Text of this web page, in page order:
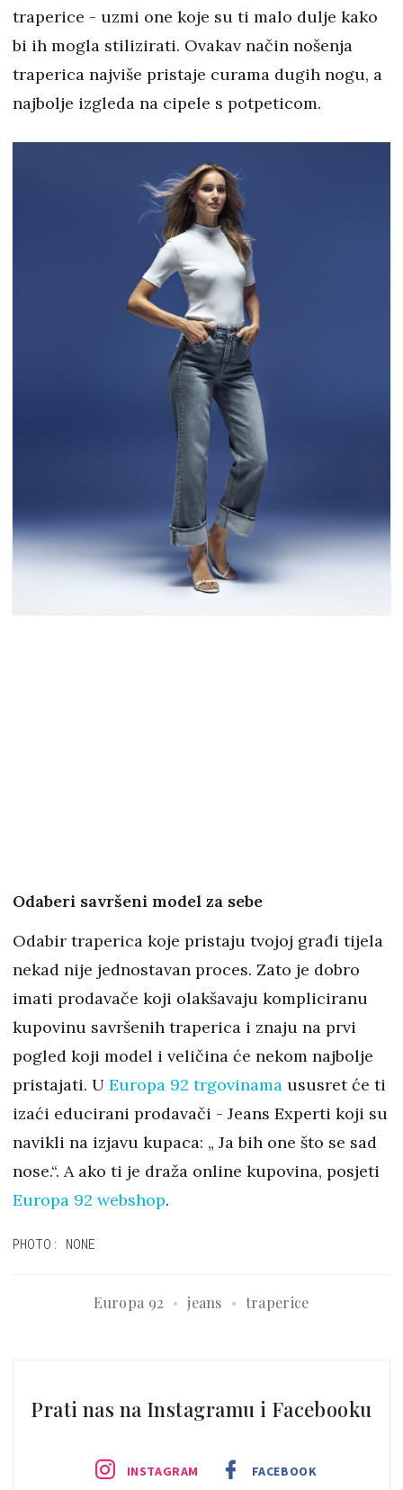
traperice - uzmi one koje su ti malo dulje kako
bi ih mogla stilizirati. Ovakav način nošenja
traperica najviše pristaje curama dugih nogu, a
najbolje izgleda na cipele s potpeticom.
Odaberi savršeni model za sebe
Odabir traperica koje pristaju tvojoj građi tijela
nekad nije jednostavan proces. Zato je dobro
imati prodavače koji olakšavaju kompliciranu
kupovinu savršenih traperica i znaju na prvi
pogled koji model i veličina će nekom najbolje
pristajati. U Europa 92 trgovinama ususret će ti
izaći educirani prodavači - Jeans Experti koji su
navikli na izjavu kupaca: „ Ja bih one što se sad
nose.“. A ako ti je draža online kupovina, posjeti
Europa 92 webshop.
PHOTO: NONE
Europa 92 jeans traperice
Prati nas na Instagramu i Facebooku
INSTAGRAM FACEBOOK